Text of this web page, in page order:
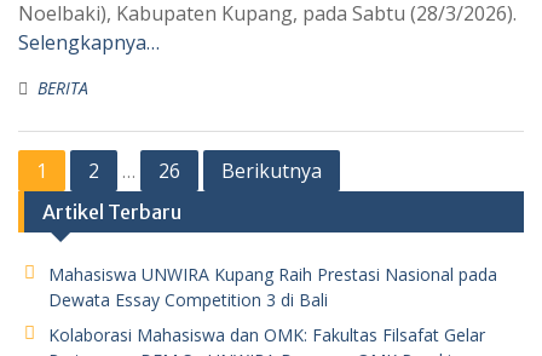
Noelbaki), Kabupaten Kupang, pada Sabtu (28/3/2026).
Selengkapnya…
BERITA
Paginasi
pos
1 2 … 26 Berikutnya
Artikel Terbaru
Mahasiswa UNWIRA Kupang Raih Prestasi Nasional pada
Dewata Essay Competition 3 di Bali
Kolaborasi Mahasiswa dan OMK: Fakultas Filsafat Gelar